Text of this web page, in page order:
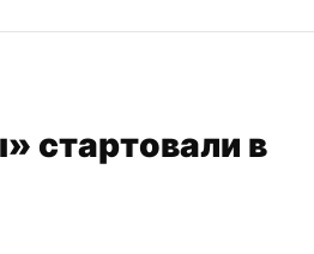
стартовали в